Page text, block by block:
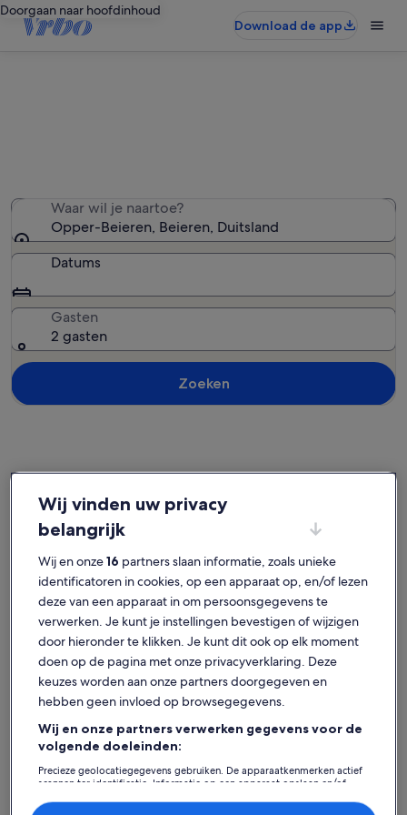
Doorgaan naar hoofdinhoud
Download de app
Waar wil je naartoe?
Opper-Beieren, Beieren, Duitsland
Datums
Gasten
2 gasten
Zoeken
Populaire steden in Opper-Beieren
München (en omgeving)
München (en omgeving)
München (en omgeving)
Vind je perfecte verblijf -
Opper-Beieren
Wij vinden uw privacy
belangrijk
Wij en onze16 partners slaan informatie, zoals unieke
identificatoren in cookies, op een apparaat op, en/of lezen
deze van een apparaat in om persoonsgegevens te
verwerken. Je kunt je instellingen bevestigen of wijzigen
door hieronder te klikken. Je kunt dit ook op elk moment
doen op de pagina met onze privacyverklaring. Deze
keuzes worden aan onze partners doorgegeven en
hebben geen invloed op browsegegevens.
Wij en onze partners verwerken gegevens voor de
volgende doeleinden:
Precieze geolocatiegegevens gebruiken. De apparaatkenmerken actief
scannen ter identificatie. Informatie op een apparaat opslaan en/of
contentmetingen, doelgroepenonderzoek en ontwikkeling van